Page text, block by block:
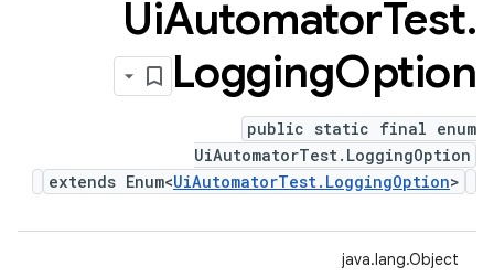
UiAutomatorTest.
LoggingOption
public static final enum
UiAutomatorTest.LoggingOption
extends Enum<UiAutomatorTest.LoggingOption>
java.lang.Object